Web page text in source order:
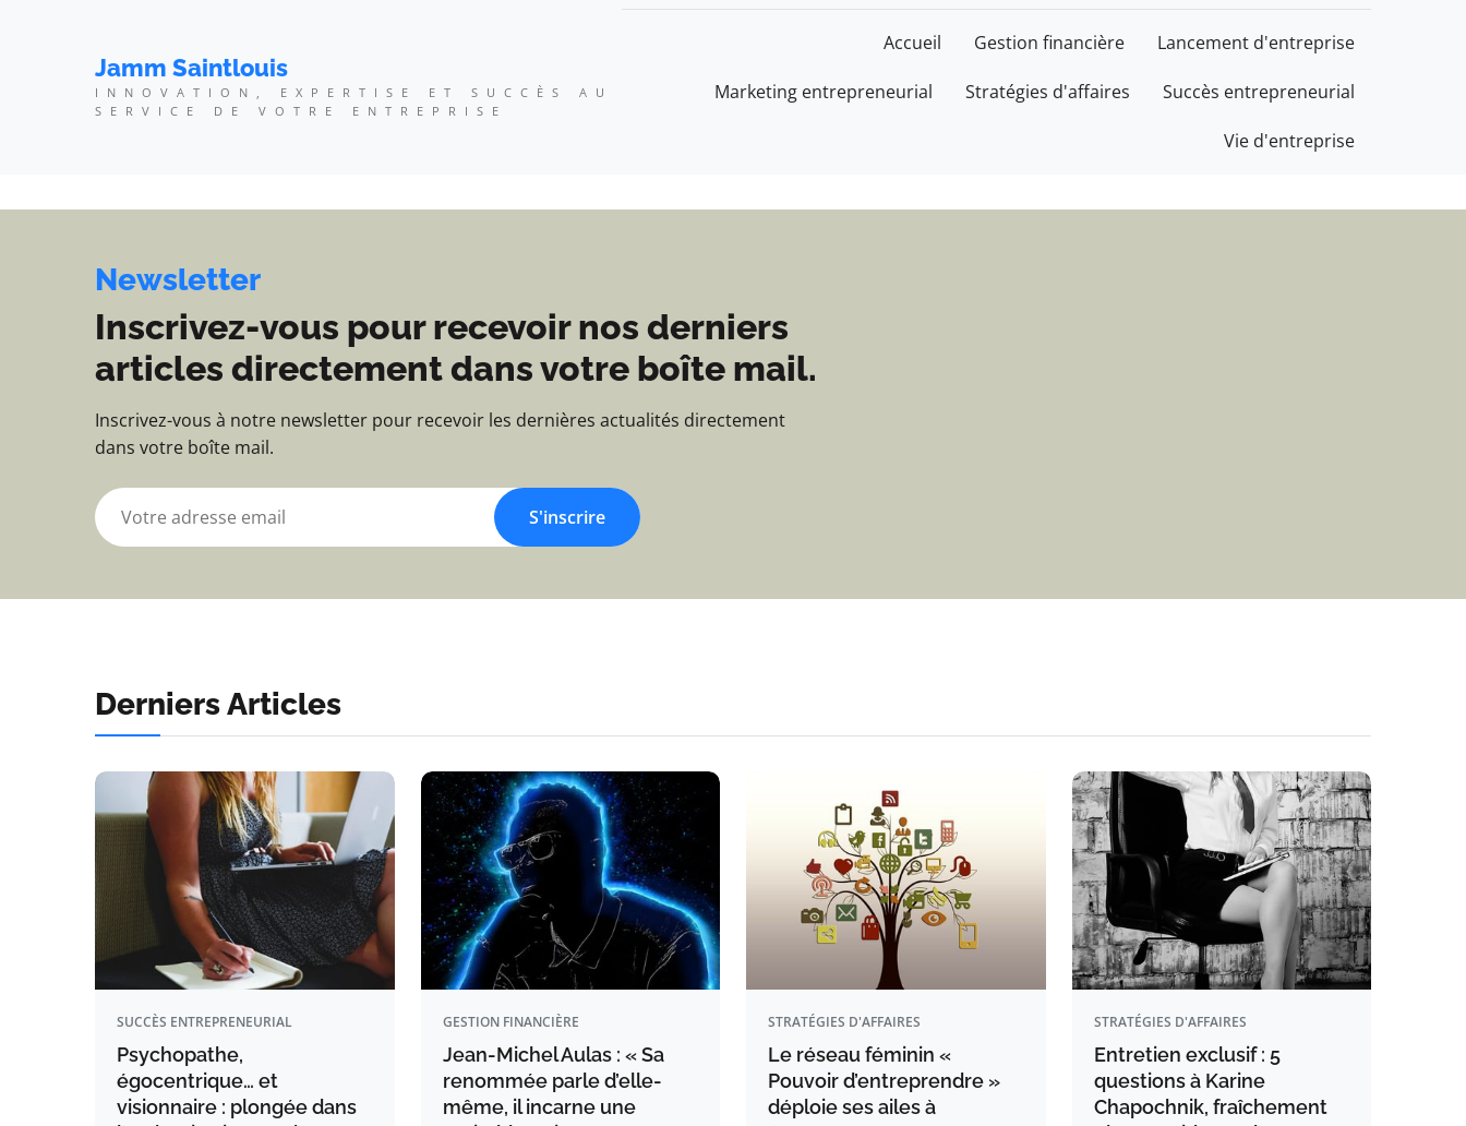
Jamm Saintlouis - Innovation, expertise et succès au service de votre
Jamm Saintlouis
INNOVATION, EXPERTISE ET SUCCÈS AU
SERVICE DE VOTRE ENTREPRISE
Accueil Gestion financière Lancement d'entreprise
Marketing entrepreneurial Stratégies d'affaires Succès entrepreneurial
Vie d'entreprise
Newsletter
Inscrivez-vous pour recevoir nos derniers
articles directement dans votre boîte mail.
Inscrivez-vous à notre newsletter pour recevoir les dernières actualités directement
dans votre boîte mail.
S'inscrire
Derniers Articles
SUCCÈS ENTREPRENEURIAL
Psychopathe,
égocentrique… et
visionnaire : plongée dans
GESTION FINANCIÈRE
Jean-Michel Aulas : « Sa
renommée parle d’elle-
même, il incarne une
STRATÉGIES D'AFFAIRES
Le réseau féminin «
Pouvoir d’entreprendre »
déploie ses ailes à
STRATÉGIES D'AFFAIRES
Entretien exclusif : 5
questions à Karine
Chapochnik, fraîchement